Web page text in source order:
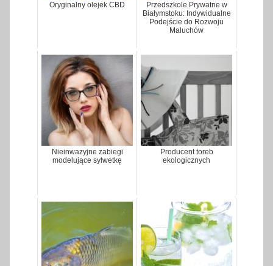
Oryginalny olejek CBD
Przedszkole Prywatne w
Białymstoku: Indywidualne
Podejście do Rozwoju
Maluchów
Nieinwazyjne zabiegi
modelujące sylwetkę
Producent toreb
ekologicznych